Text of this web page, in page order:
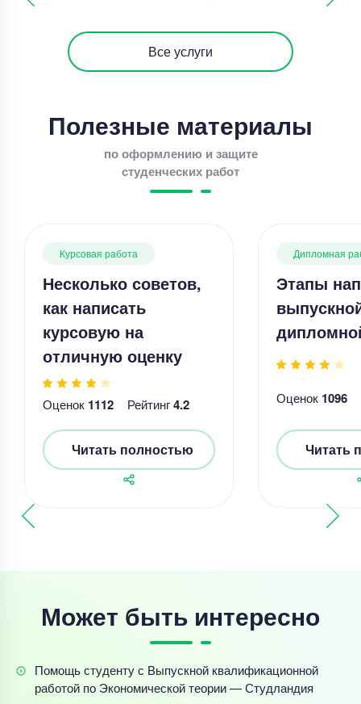
Все услуги
Полезные материалы
по оформлению и защите
студенческих работ
Курсовая работа
Несколько советов,
как написать
курсовую на
отличную оценку
Оценок 1112 Рейтинг4.2
Читать полностью
Дипломная
Этапы
Оценок 1096
Читать
Может быть интересно
Помощь студенту с Выпускной квалификационной
работой по Экономической теории — Студландия